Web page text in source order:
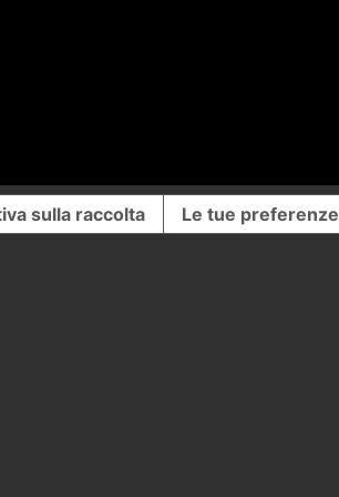
sulla raccolta Le tue